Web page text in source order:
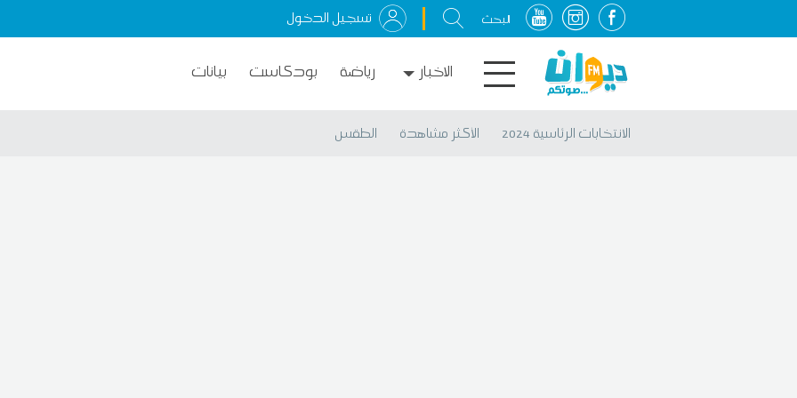
تسجيل الدخول
الاخبار رياضة بودكاست بيانات
الانتخابات الرئاسية 2024 الأكثر مشاهدة الطقس